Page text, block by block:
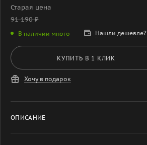
Старая цена
91 190₽
В наличии много Нашли дешевле?
КУПИТЬ В 1 КЛИК
Хочу в подарок
ОПИСАНИЕ